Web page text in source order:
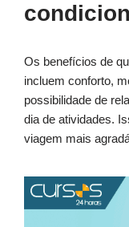
Os benefícios de
incluem conforto,
possibilidade de
dia de atividades.
viagem mais